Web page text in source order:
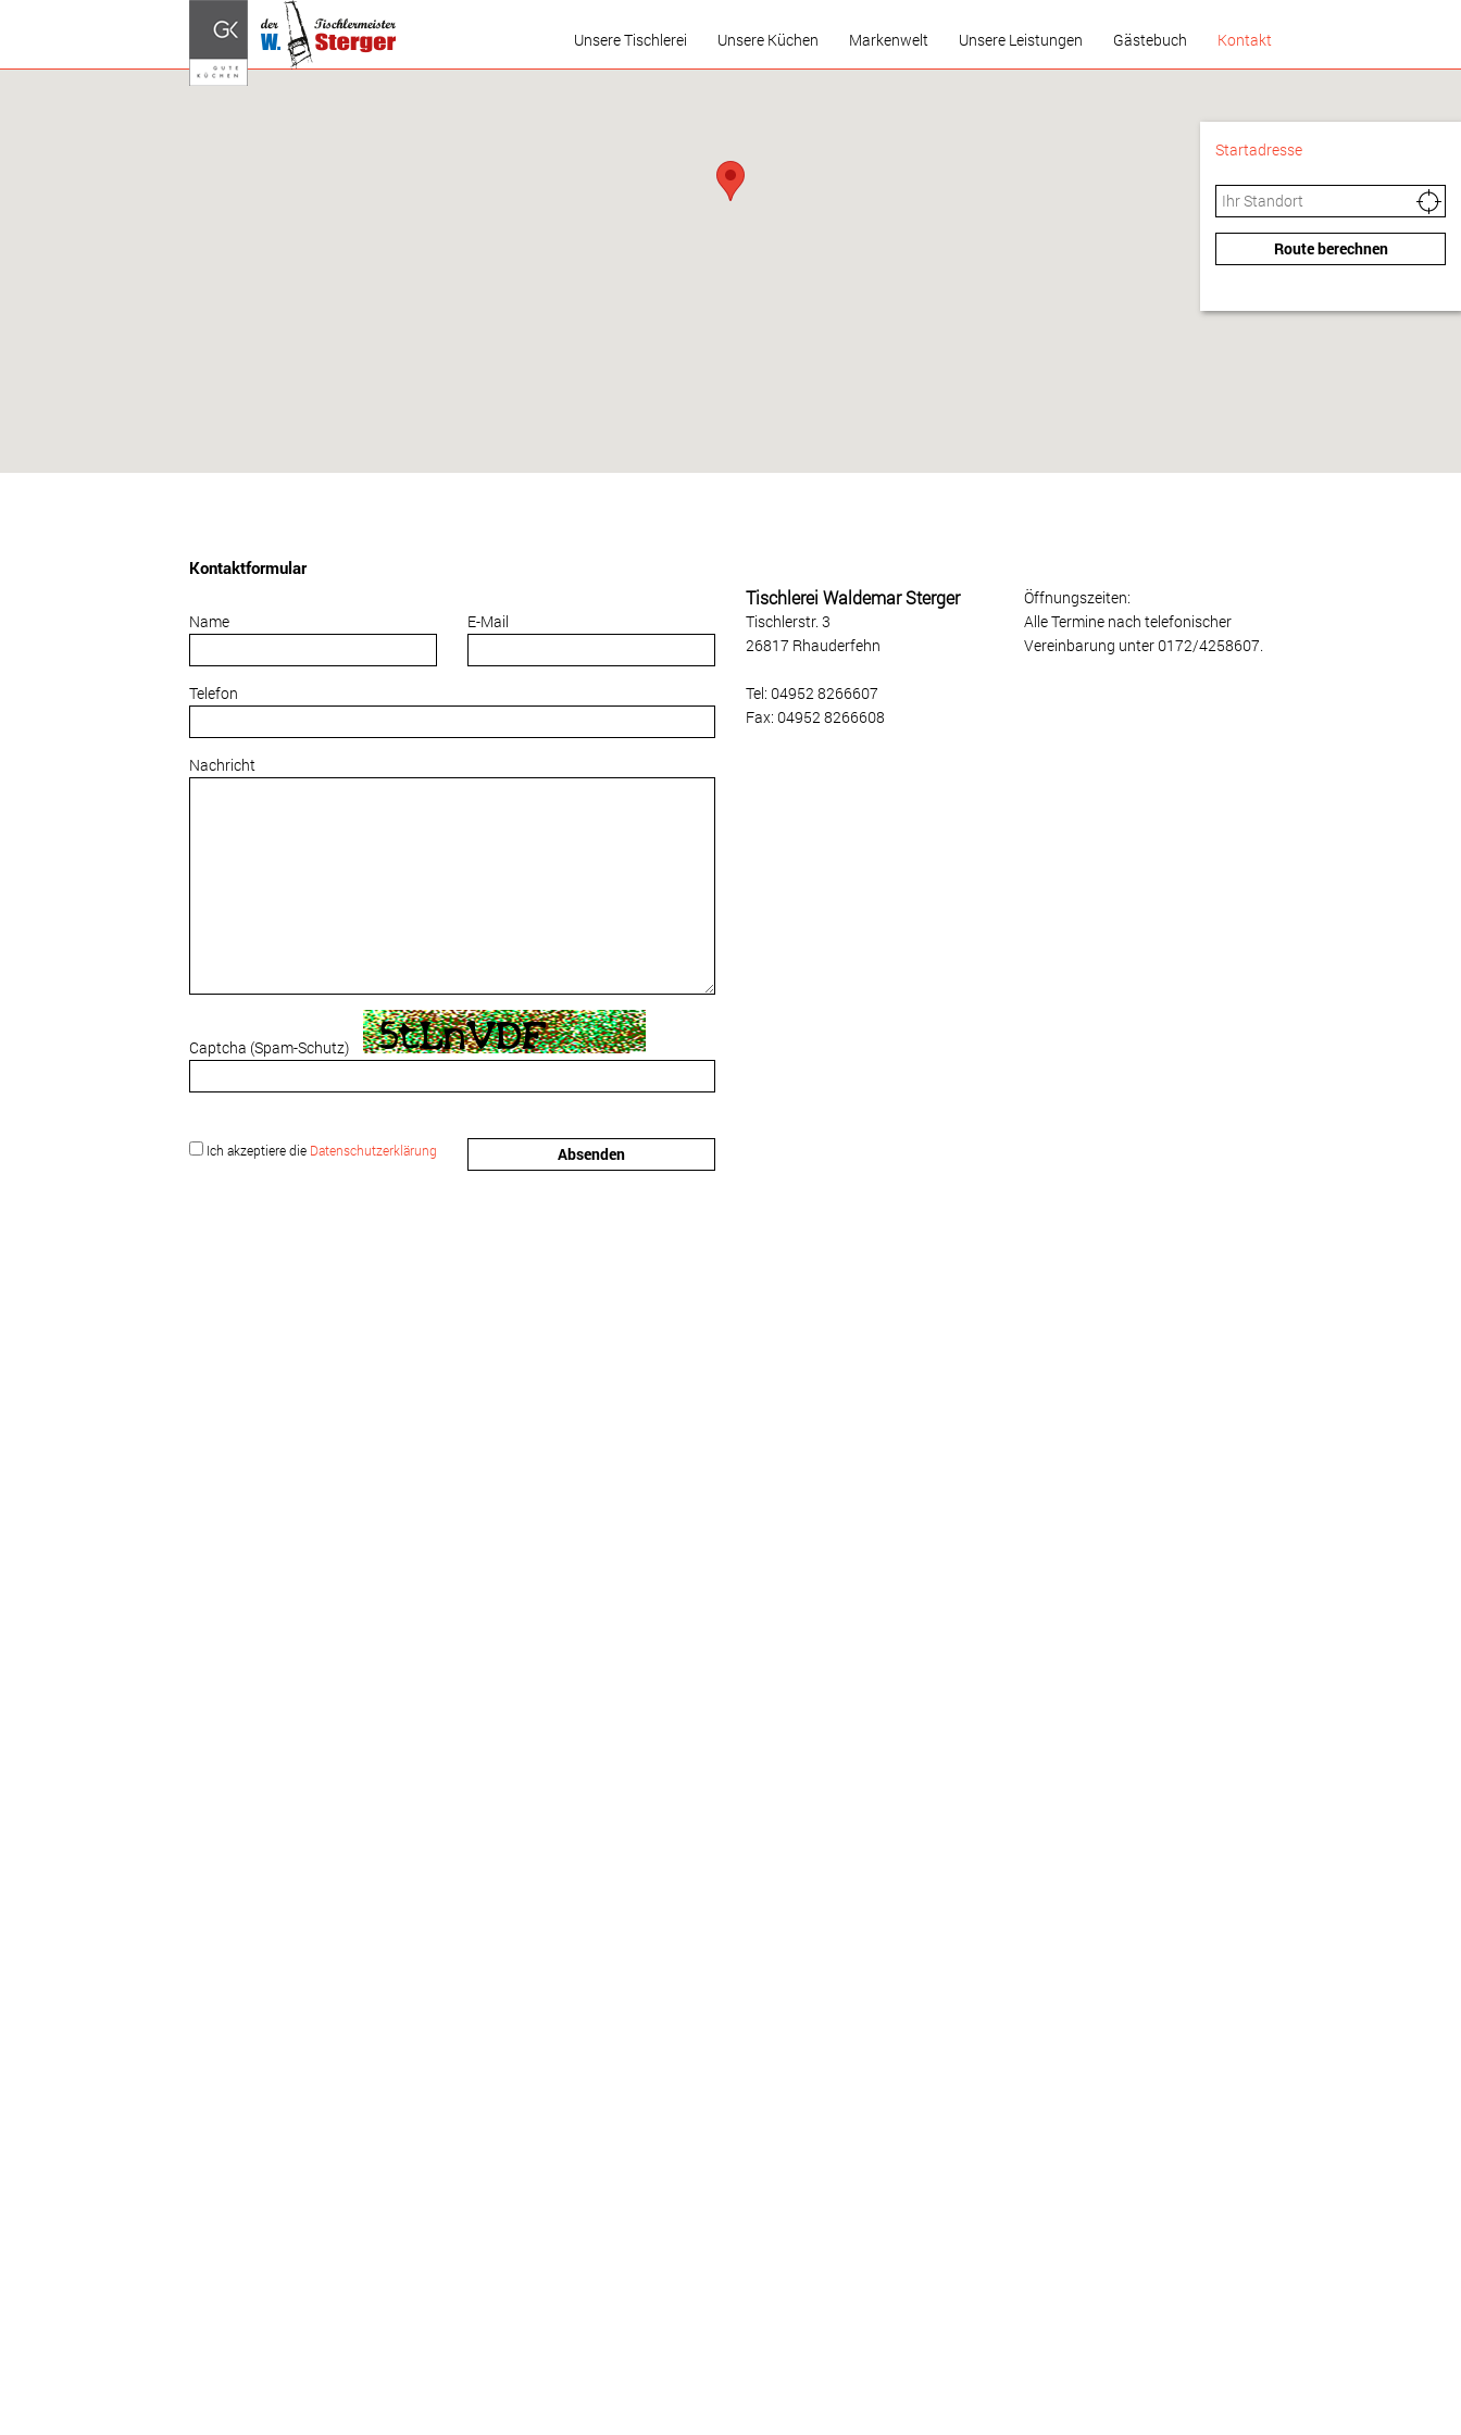
Unsere Tischlerei Unsere Küchen
Neues aus der Küchenwelt
Markenwelt Unsere Leistungen Gästebuch Kontakt
Startadresse
Route berechnen
Kontaktformular
Name E-Mail
Telefon
Nachricht
Captcha (Spam-Schutz)
Ich akzeptiere die Daten­schutzerklärung Absenden
Tischlerei Waldemar Sterger
Tischlerstr. 3
26817 Rhauderfehn
Tel: 04952 8266607
Fax: 04952 8266608
Öffnungszeiten:
Alle Termine nach telefonischer
Vereinbarung unter 0172/4258607.